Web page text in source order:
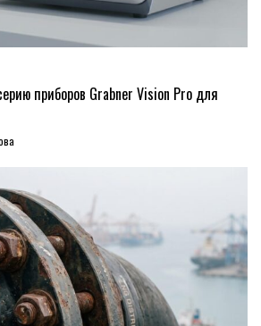
приборов Grabner Vision Pro для